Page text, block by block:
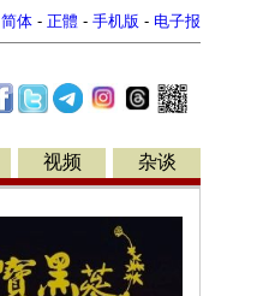
简体 - 正體 - 手机版 - 电子报
视频 杂谈